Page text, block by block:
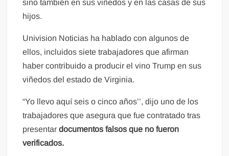
sino también en sus viñedos y en las casas de sus
hijos.
Univision Noticias ha hablado con algunos de
ellos, incluidos siete trabajadores que afirman
haber contribuido a producir el vino Trump en sus
viñedos del estado de Virginia.
“Yo llevo aquí seis o cinco años’’, dijo uno de los
trabajadores que asegura que fue contratado tras
presentardocumentos falsos que no fueron
verificados.